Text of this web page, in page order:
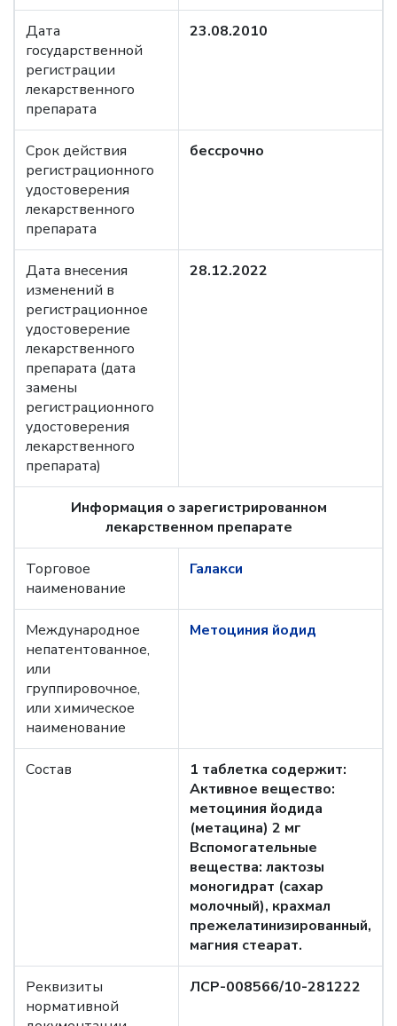
Дата
государственной
регистрации
лекарственного
препарата
23.08.2010
Срок действия
регистрационного
удостоверения
лекарственного
препарата
бессрочно
Дата внесения
изменений в
регистрационное
удостоверение
лекарственного
препарата (дата
замены
регистрационного
удостоверения
лекарственного
препарата)
28.12.2022
Информация о зарегистрированном
лекарственном препарате
Торговое
наименование
Галакси
Международное
непатентованное,
или
группировочное,
или химическое
наименование
Метоциния йодид
Состав
1 таблетка содержит:
Активное вещество:
метоциния йодида
(метацина) 2 мг
Вспомогательные
вещества: лактозы
моногидрат (сахар
молочный), крахмал
прежелатинизированный,
магния стеарат.
Реквизиты
нормативной
ЛСР-008566/10-281222